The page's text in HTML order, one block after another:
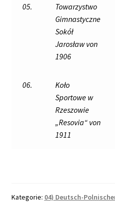
05.
Towarzystwo
Gimnastyczne
Sokół
Jarosław von
1906
06.
Koło
Sportowe w
Rzeszowie
„Resovia“ von
1911
Kategorie: 04) Deutsch-